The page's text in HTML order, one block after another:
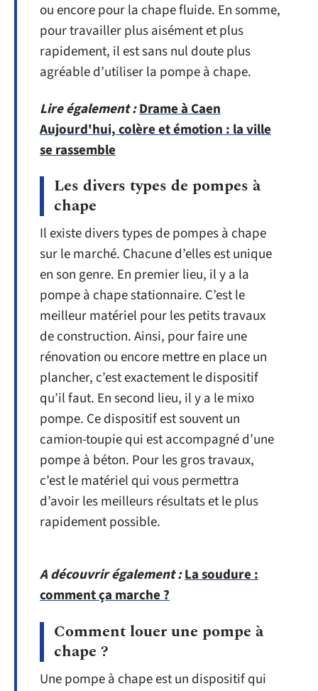
ou encore pour la chape fluide. En somme,
pour travailler plus aisément et plus
rapidement, il est sans nul doute plus
agréable d’utiliser la pompe à chape.
Lire également :Drame à Caen
Aujourd'hui, colère et émotion : la ville
se rassemble
Les divers types de pompes à
chape
Il existe divers types de pompes à chape
sur le marché. Chacune d’elles est unique
en son genre. En premier lieu, il y a la
pompe à chape stationnaire. C’est le
meilleur matériel pour les petits travaux
de construction. Ainsi, pour faire une
rénovation ou encore mettre en place un
plancher, c’est exactement le dispositif
qu’il faut. En second lieu, il y a le mixo
pompe. Ce dispositif est souvent un
camion-toupie qui est accompagné d’une
pompe à béton. Pour les gros travaux,
c’est le matériel qui vous permettra
d’avoir les meilleurs résultats et le plus
rapidement possible.
A découvrir également :La soudure :
comment ça marche ?
Comment louer une pompe à
chape ?
Une pompe à chape est un dispositif qui